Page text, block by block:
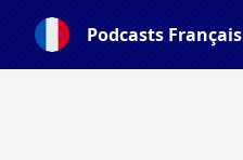
Podcasts Français